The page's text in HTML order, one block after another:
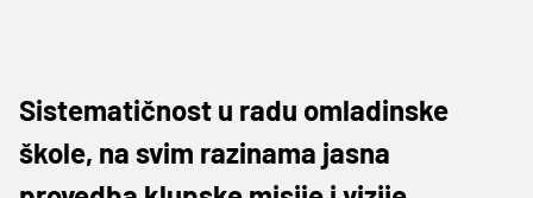
Sistematičnost u radu omladinske
škole, na svim razinama jasna